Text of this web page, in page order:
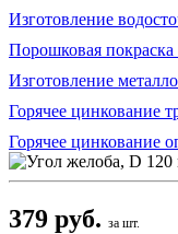
Изготовление
Порошковая покраска
Изготовление
Горячее цинкование
Горячее цинкование
379 руб. за шт.